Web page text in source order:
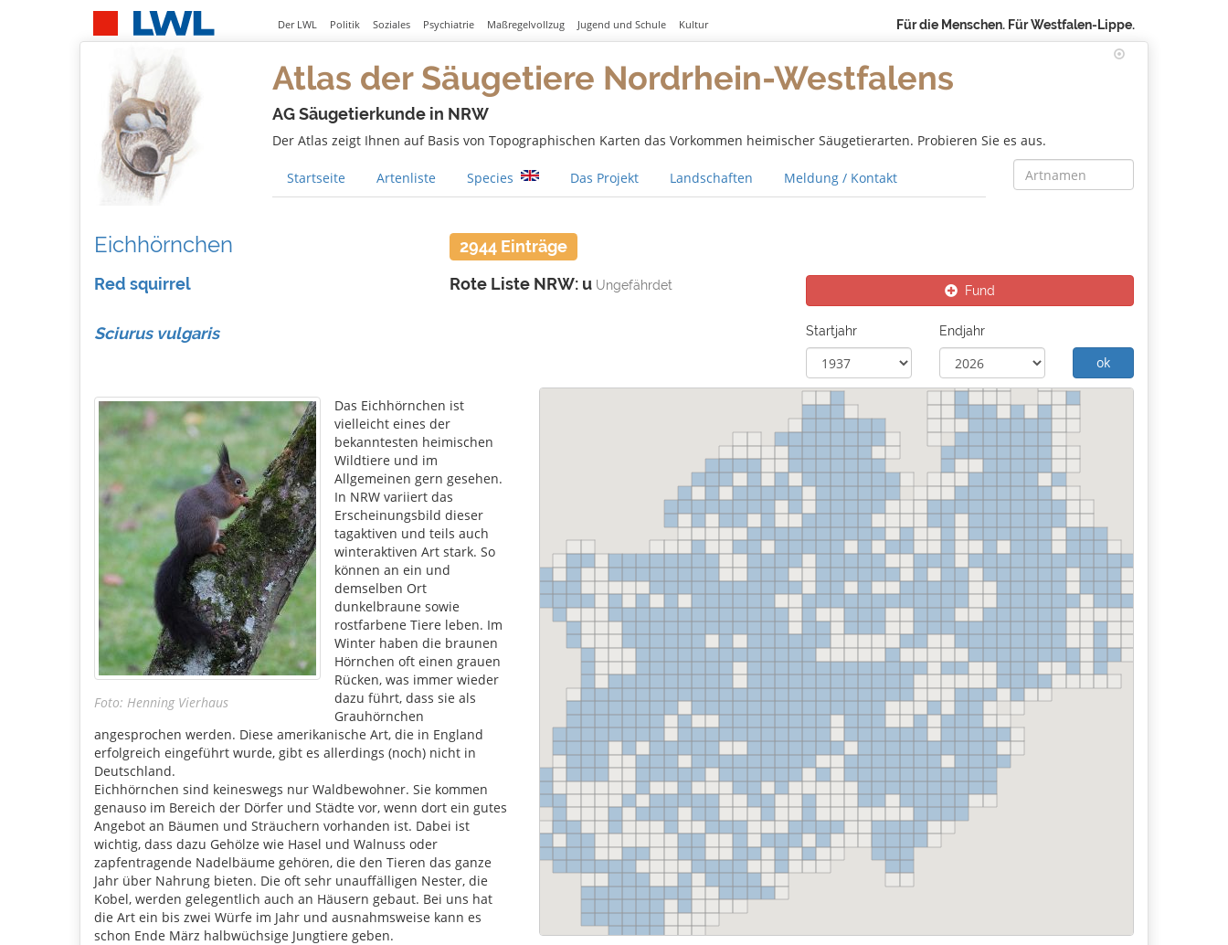
Der LWL Politik Soziales Psychiatrie Maßregelvollzug Jugend und Schule Kultur Für die Menschen. Für Westfalen-Lippe.
Atlas der Säugetiere Nordrhein-Westfalens
AG Säugetierkunde in NRW
Der Atlas zeigt Ihnen auf Basis von Topographischen Karten das Vorkommen heimischer Säugetierarten. Probieren Sie es aus.
Startseite Artenliste Species Das Projekt Landschaften Meldung / Kontakt
Eichhörnchen
2944 Einträge
Red squirrel
Rote Liste NRW: u Ungefährdet Fund
Sciurus vulgaris Startjahr Endjahr
ok
Foto: Henning Vierhaus
Das Eichhörnchen ist
vielleicht eines der
bekanntesten heimischen
Wildtiere und im
Allgemeinen gern gesehen.
In NRW variiert das
Erscheinungsbild dieser
tagaktiven und teils auch
winteraktiven Art stark. So
können an ein und
demselben Ort
dunkelbraune sowie
rostfarbene Tiere leben. Im
Winter haben die braunen
Hörnchen oft einen grauen
Rücken, was immer wieder
dazu führt, dass sie als
Grauhörnchen
angesprochen werden. Diese amerikanische Art, die in England
erfolgreich eingeführt wurde, gibt es allerdings (noch) nicht in
Deutschland.
Eichhörnchen sind keineswegs nur Waldbewohner. Sie kommen
genauso im Bereich der Dörfer und Städte vor, wenn dort ein gutes
Angebot an Bäumen und Sträuchern vorhanden ist. Dabei ist
wichtig, dass dazu Gehölze wie Hasel und Walnuss oder
zapfentragende Nadelbäume gehören, die den Tieren das ganze
Jahr über Nahrung bieten. Die oft sehr unauffälligen Nester, die
Kobel, werden gelegentlich auch an Häusern gebaut. Bei uns hat
die Art ein bis zwei Würfe im Jahr und ausnahmsweise kann es
schon Ende März halbwüchsige Jungtiere geben.